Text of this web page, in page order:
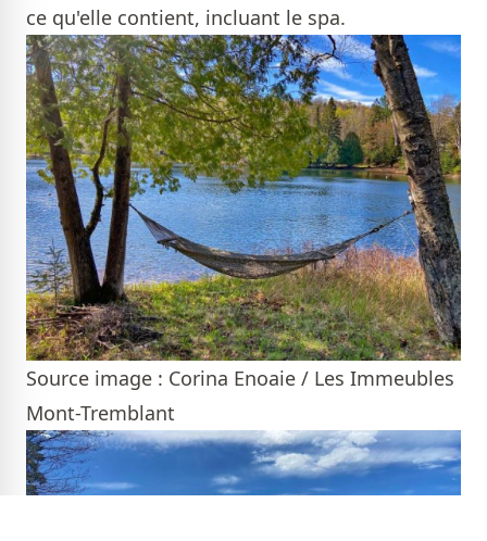
ce qu'elle contient, incluant le spa.
Source image : Corina Enoaie / Les Immeubles
Mont-Tremblant